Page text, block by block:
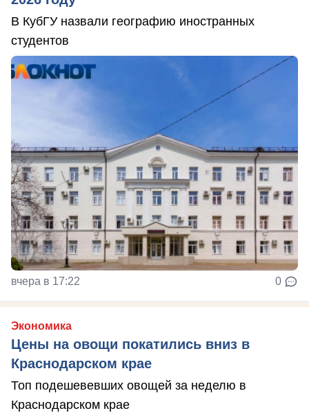
В КубГУ назвали географию иностранных
студентов
вчера в 17:22 0
Экономика
Цены на овощи покатились вниз в
Краснодарском крае
Топ подешевевших овощей за неделю в
Краснодарском крае